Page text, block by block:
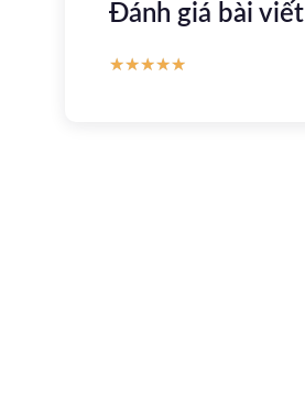
Đánh giá bài viết
★★★★★